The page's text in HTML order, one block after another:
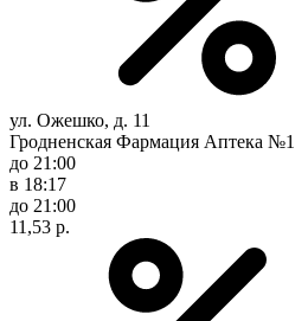
ул. Ожешко, д. 11
Гродненская Фармация Аптека №1
до 21:00
в 18:17
до 21:00
11,53 р.